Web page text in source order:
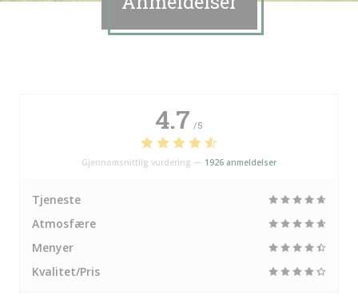
4.7 /5
Gjennomsnittlig vurdering — 1926 anmeldelser
Tjeneste
Atmosfære
Menyer
Kvalitet/Pris